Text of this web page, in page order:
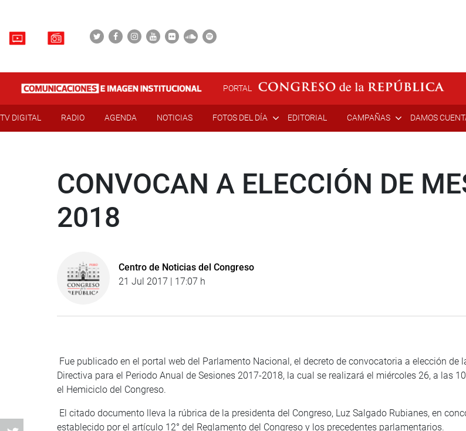
PORTAL
TV DIGITAL RADIO AGENDA NOTICIAS FOTOS DEL DÍA EDITORIAL CAMPAÑAS DAMOS
CONVOCAN A ELECCIÓN DE
2018
Centro de Noticias del Congreso
21 Jul 2017 | 17:07 h
Fue publicado en el portal web del Parlamento Nacional, el decreto de convocatoria a elección de
Directiva para el Periodo Anual de Sesiones 2017-2018, la cual se realizará el miércoles 26, a las
el Hemiciclo del Congreso.
El citado documento lleva la rúbrica de la presidenta del Congreso, Luz Salgado Rubianes, en
establecido por el artículo 12° del Reglamento del Congreso y los precedentes parlamentarios.